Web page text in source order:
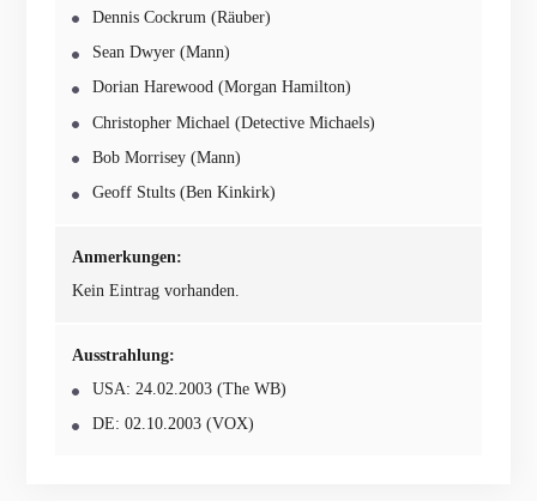
Dennis Cockrum (Räuber)
Sean Dwyer (Mann)
Dorian Harewood (Morgan Hamilton)
Christopher Michael (Detective Michaels)
Bob Morrisey (Mann)
Geoff Stults (Ben Kinkirk)
Anmerkungen:
Kein Eintrag vorhanden.
Ausstrahlung:
USA: 24.02.2003 (The WB)
DE: 02.10.2003 (VOX)